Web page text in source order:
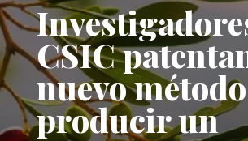
CSIC
nuevo
producir un